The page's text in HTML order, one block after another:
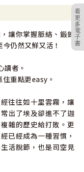
看
更
多
電
子
書
讓你掌握脈絡、鍛鍊
仍然又鮮又活！
者。
重點更easy。
往往如十里雲霧，讓
出了埃及卻進不了迦
雜的歷史給打敗。更
已經成為一種習慣，
活脫節，也是司空見